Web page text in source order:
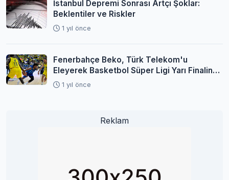
İstanbul Depremi Sonrası Artçı Şoklar:
Beklentiler ve Riskler
1 yıl önce
Fenerbahçe Beko, Türk Telekom'u
Eleyerek Basketbol Süper Ligi Yarı Finaline
Yükseldi
1 yıl önce
Reklam